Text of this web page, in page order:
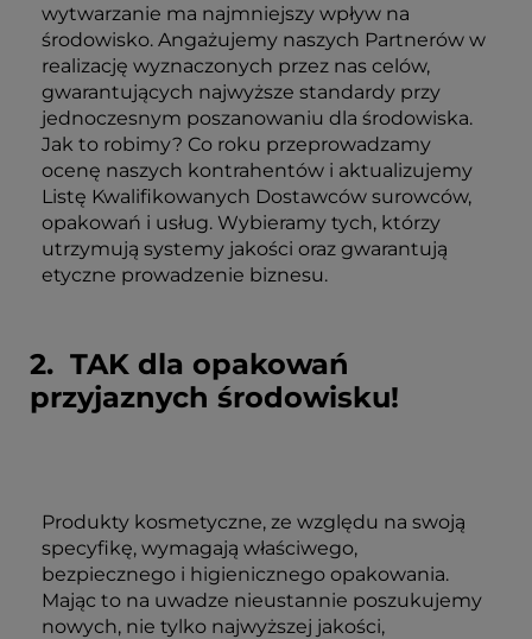
wytwarzanie ma najmniejszy wpływ na
środowisko. Angażujemy naszych Partnerów w
realizację wyznaczonych przez nas celów,
gwarantujących najwyższe standardy przy
jednoczesnym poszanowaniu dla środowiska.
Jak to robimy? Co roku przeprowadzamy
ocenę naszych kontrahentów i aktualizujemy
Listę Kwalifikowanych Dostawców surowców,
opakowań i usług. Wybieramy tych, którzy
utrzymują systemy jakości oraz gwarantują
etyczne prowadzenie biznesu.
2. TAK dla opakowań
przyjaznych środowisku!
Produkty kosmetyczne, ze względu na swoją
specyfikę, wymagają właściwego,
bezpiecznego i higienicznego opakowania.
Mając to na uwadze nieustannie poszukujemy
nowych, nie tylko najwyższej jakości,